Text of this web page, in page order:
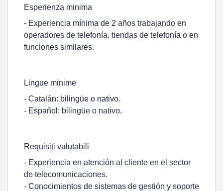
Esperienza minima
- Experiencia mínima de 2 años trabajando en
operadores de telefonía, tiendas de telefonía o en
funciones similares.
Lingue minime
- Catalán: bilingüe o nativo.
- Español: bilingüe o nativo.
Requisiti valutabili
- Experiencia en atención al cliente en el sector
de telecomunicaciones.
- Conocimientos de sistemas de gestión y soporte